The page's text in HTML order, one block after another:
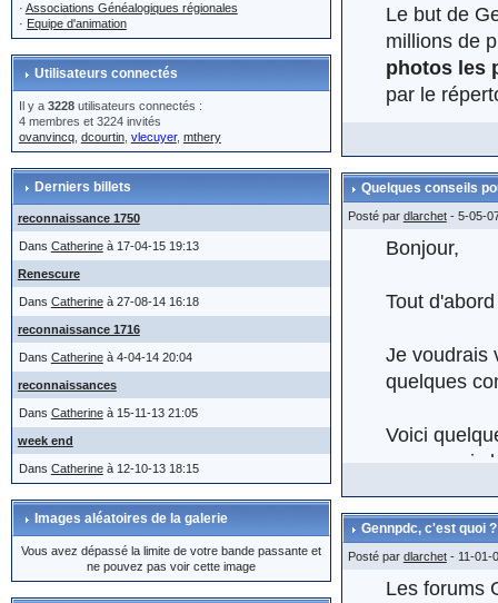
· Associations Généalogiques régionales
· Equipe d'animation
Utilisateurs connectés
Il y a 3228utilisateurs connectés :
4 membres et 3224 invités
ovanvincq, dcourtin, vlecuyer, mthery
Derniers billets
reconnaissance 1750
Dans Catherineà 17-04-15 19:13
Renescure
Dans Catherineà 27-08-14 16:18
reconnaissance 1716
Dans Catherineà 4-04-14 20:04
reconnaissances
Dans Catherineà 15-11-13 21:05
week end
Dans Catherineà 12-10-13 18:15
Images aléatoires de la galerie
Vous avez dépassé la limite de votre bande passante et
ne pouvez pas voir cette image
Le but de
millions de
photos les
par le
adéquat
La
l'envoi) de
Il
formalité,
2010 et
encore à ce
Quelques conseils
Posté par dlarchet- 5-05-
Bonjour,
Tout
Je voudrais
quelques
Voici
encore
Evitez
l'objet
http://
pour
Gennpdc, c'est quoi ?
Posté par dlarchet- 11-01-
Les forums